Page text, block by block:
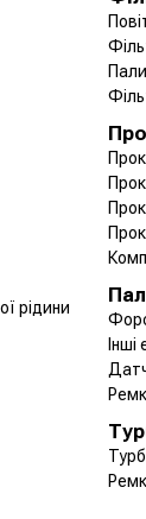
рідини